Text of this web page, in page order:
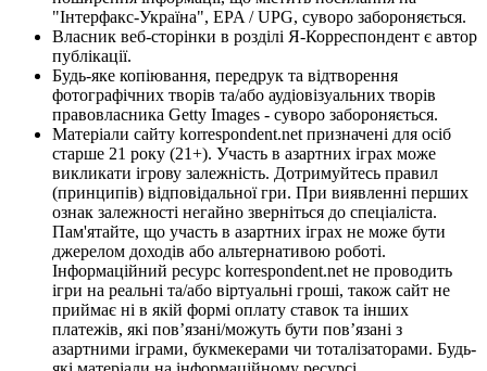
"Інтерфакс-Україна", EPA / UPG, суворо забороняється.
Власник веб-сторінки в розділі Я-Корреспондент є автор
публікації.
Будь-яке копіювання, передрук та відтворення
фотографічних творів та/або аудіовізуальних творів
правовласника Getty Images - суворо забороняється.
Матеріали сайту korrespondent.net призначені для осіб
старше 21 року (21+). Участь в азартних іграх може
викликати ігрову залежність. Дотримуйтесь правил
(принципів) відповідальної гри. При виявленні перших
ознак залежності негайно зверніться до спеціаліста.
Пам'ятайте, що участь в азартних іграх не може бути
джерелом доходів або альтернативою роботі.
Інформаційний ресурс korrespondent.net не проводить
ігри на реальні та/або віртуальні гроші, також сайт не
приймає ні в якій формі оплату ставок та інших
платежів, які пов’язані/можуть бути пов’язані з
азартними іграми, букмекерами чи тоталізаторами. Будь-